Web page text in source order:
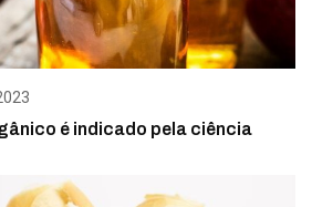
é indicado pela ciência